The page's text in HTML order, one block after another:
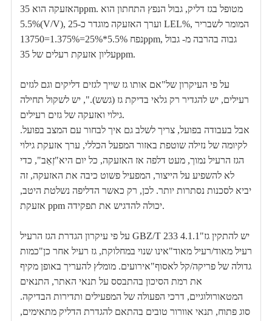
האזעקה הוא 35ppm. מטופל בגז דליק, גבול הנפץ התחתון הוא
5.5%(V/V), וערך האזעקה מוגדר כ-25 LEL%, המומר לשבריר
נפח 5.5%*25%=1.375%=13750ppm, גבוה בהרבה מ- גבול
עליון אזעקת רעלים של 35ppm.
על פי העיקרון של"אם אותו גז שייך לגזים דליקים וגם לגזים
רעילים, יש להגדיר רק גלאי בדיקת גז (גשש).", יש לשקול תחילה
גילוי ואזעקה של גזים רעילים.
אבל בעבודה בפועל, צריך לשלב גם איך לבחור עם המצב בפועל.
לקיומה של נזילה שוטפת באזור המפעל הכללי, ערך אזעקת גילוי
הגז הרעיל נמוך, מעט דלפה אז האזעקה, כל יום היא"זְאֵב", כדי
לא להשפיע על הייצור, המפעיל פשוט כיבה את האזעקה, זה
יביא לסכנות נסתרות יותר. לכן, רק כאשר הדליפה נשלטת היטב,
אזעקת ppm יכולה להדגיש את תפקידה.
על פי עיקרון הגדרת הגז הרעיל GBZ/T 233 4.1.1"יש להתקין גז
רעיל מאוד/רעיל מאוד"אינו שנוי במחלוקת, גז רעיל אחר כן"כמות
גדולה של פריקה/קל לאסוף"אירועים. מומלץ להעריך באופן מקיף
את רמת הסיכון בהתבסס על תנאי האתר, התנאים
המטאורולוגיים, דרכי הפעולה של המפעילים ותדירות הבדיקה.
סוג פתוח, תנאי אוורור טובים בהתאם להגדרת הדליק מתאימים,